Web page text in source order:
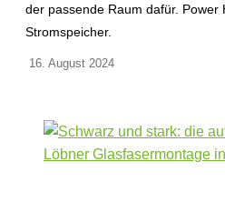
der passende Raum dafür. Power
Stromspeicher.
16. August 2024